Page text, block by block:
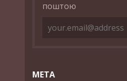
поштою
МЕТА